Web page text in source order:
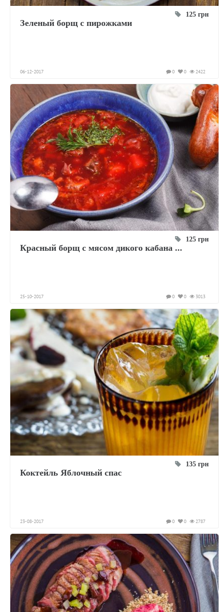
125 грн
Зеленый борщ с пирожками
06-12-2017 2422
0
0
125 грн
Красный борщ с мясом дикого кабана ...
25-10-2017 3013
0
0
135 грн
Коктейль Яблочный спас
23-08-2017 2787
0
0